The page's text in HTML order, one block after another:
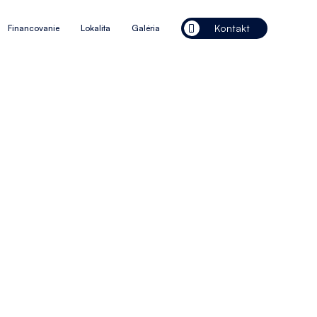
Financovanie Lokalita Galéria Kontakt